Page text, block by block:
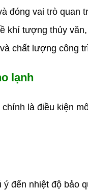
vai trò quan
khí tượng thủy
chất lượng công
lạnh
là điều kiện
đến nhiệt độ bảo